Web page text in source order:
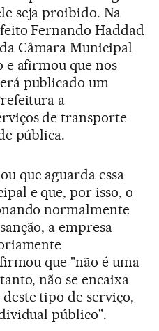
seja proibido. Na
Fernando Haddad
Câmara Municipal
afirmou que nos
publicado um
a
de transporte
pública.
que aguarda essa
e que, por isso, o
normalmente
a empresa
que "não é uma
não se encaixa
tipo de serviço,
público".